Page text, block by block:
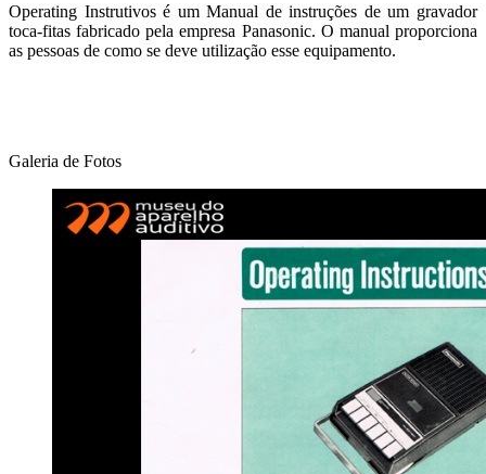
Operating Instrutivos é um Manual de instruções de um gravador
toca-fitas fabricado pela empresa Panasonic. O manual proporciona
as pessoas de como se deve utilização esse equipamento.
Galeria de Fotos